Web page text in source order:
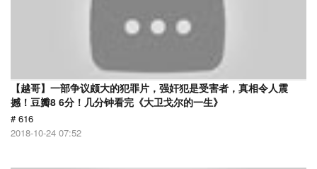
【越哥】一部争议颇大的犯罪片，强奸犯是受害者，真相令人震
撼！豆瓣8 6分！几分钟看完《大卫戈尔的一生》
# 616
2018-10-24 07:52